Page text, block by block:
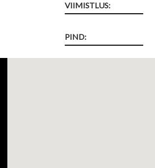
VIIMISTLUS:
PIND: